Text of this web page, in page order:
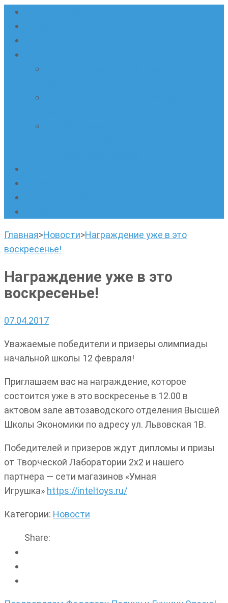
Главная>Новости>Награждение уже в это
воскресенье!
Награждение уже в это
воскресенье!
07.04.2017
Уважаемые победители и призеры олимпиады
начальной школы 12 февраля!
Приглашаем вас на награждение, которое
состоится уже в это воскресенье в 12.00 в
актовом зале автозаводского отделения Высшей
Школы Экономики по адресу ул. Львовская 1В.
Победителей и призеров ждут дипломы и призы
от Творческой Лаборатории 2х2 и нашего
партнера — сети магазинов «Умная
Игрушка» https://inteltoys.ru/
Категории: Новости
Share: